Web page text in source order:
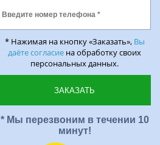
* Нажимая на кнопку «Заказать», Вы
даёте согласие на обработку своих
персональных данных.
* Мы перезвоним в течении 10
минут!